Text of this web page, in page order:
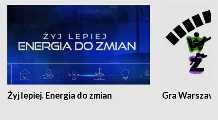
Żyj lepiej. Energia do zmian Gra